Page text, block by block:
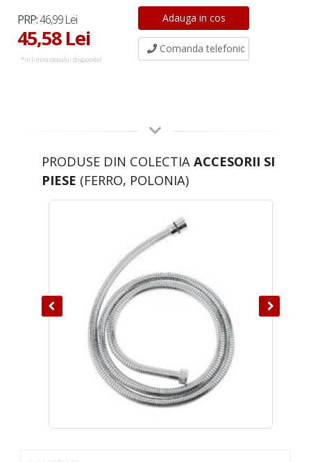
PRP:46,99 Lei
45,58 Lei
*in limita stocului disponibil
Comanda telefonic
PRODUSE DIN COLECTIA ACCESORII SI
PIESE (FERRO, POLONIA)